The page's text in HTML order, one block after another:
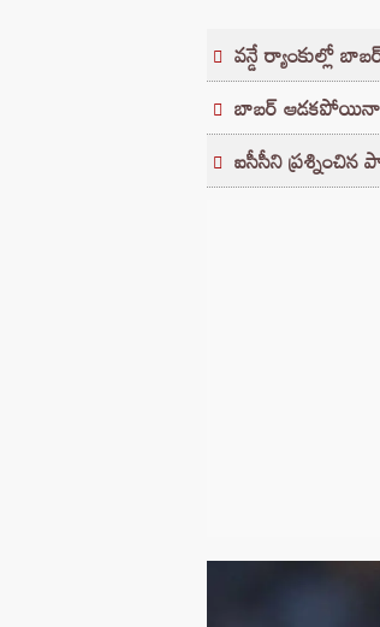
వన్డే ర్యాంకుల్లో
బాబర్‌ ఆడకపోయినా
ఐసీసీని